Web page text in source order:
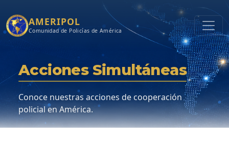
AMERIPOL
Comunidad de Policías de América
Acciones Simultáneas
Conoce nuestras acciones de cooperación
policial en América.